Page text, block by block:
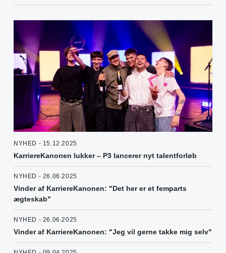
NYHED - 15.12.2025
KarriereKanonen lukker – P3 lancerer nyt talentforløb
NYHED - 26.06.2025
Vinder af KarriereKanonen: "Det her er et femparts
ægteskab"
NYHED - 26.06.2025
Vinder af KarriereKanonen: "Jeg vil gerne takke mig selv"